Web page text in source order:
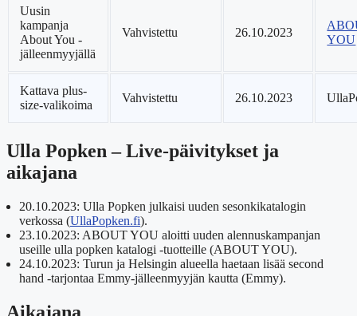
Uusin
kampanja
About You -
jälleenmyyjällä
Vahvistettu 26.10.2023
YOU
Kattava plus-
size-valikoima
Vahvistettu 26.10.2023
Ulla Popken – Live-päivitykset ja
aikajana
20.10.2023: Ulla Popken julkaisi uuden sesonkikatalogin
verkossa (UllaPopken.fi).
23.10.2023: ABOUT YOU aloitti uuden alennuskampanjan
useille ulla popken katalogi -tuotteille (ABOUT YOU).
24.10.2023: Turun ja Helsingin alueella haetaan lisää second
hand -tarjontaa Emmy-jälleenmyyjän kautta (Emmy).